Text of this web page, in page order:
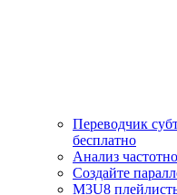
Переводчик
бесплатно
Анализ
Создайте
M3U8